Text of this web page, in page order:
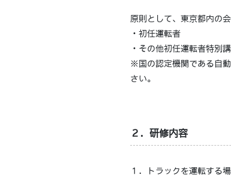
原則として、東京都内の
・初任運転者
・その他初任運転者特別
※国の認定機関である自
さい。
２．研修内容
１．トラックを運転する